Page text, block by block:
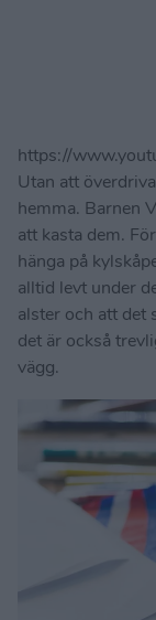
https://
Utan att
hemma. Barnen
att kasta dem.
hänga på
alltid levt under
alster och att det
det är också
vägg.